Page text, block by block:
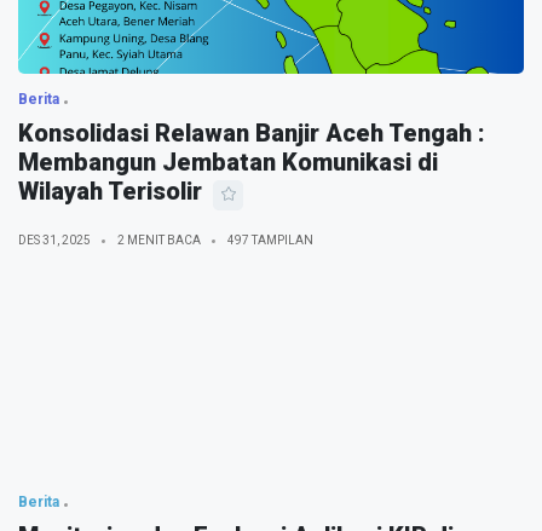
Berita
Konsolidasi Relawan Banjir Aceh Tengah :
Membangun Jembatan Komunikasi di
Wilayah Terisolir
DES 31, 2025 2 MENIT BACA 497 TAMPILAN
Berita